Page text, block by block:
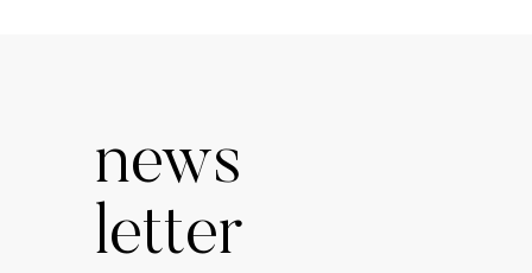
news
letter